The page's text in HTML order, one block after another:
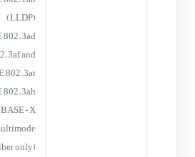
(LLDP)
802.3ad
and
802.3at
802.3ah
X
only)